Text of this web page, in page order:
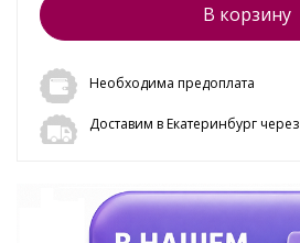
В корзину
Необходима предоплата
Доставим в Екатеринбург через